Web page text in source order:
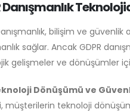
Danışmanlık
bilişim ve
sağlar. Ancak GDPR
gelişmeler ve dönüşümler
Dönüşümü ve
müşterilerin teknoloji